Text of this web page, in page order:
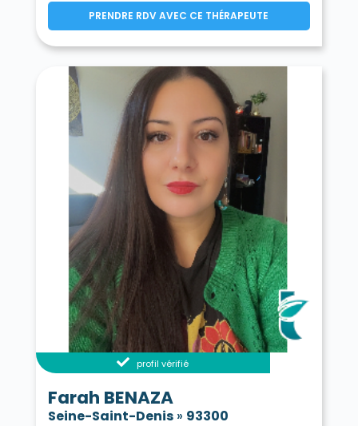
PRENDRE RDV AVEC CE THÉRAPEUTE
profil vérifié
Farah BENAZA
Seine-Saint-Denis» 93300